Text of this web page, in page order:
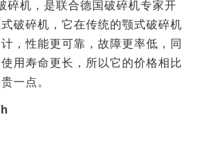
碎机，是联合德国破碎机专家开
破碎机，它在传统的颚式破碎机
，性能更可靠，故障更率低，同
用寿命更长，所以它的价格相比
一点。